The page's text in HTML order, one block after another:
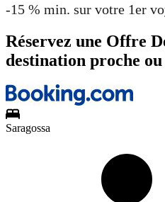
-15 % min. sur votre 1er
Réservez une Offre
destination proche
Saragossa